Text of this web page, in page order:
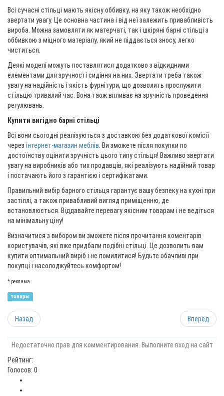
Всі сучасні стільці мають якісну оббивку, на яку також необхідно
звертати увагу. Це основна частина і від неї залежить привабливість
вироба. Можна замовляти як матерчаті, так і шкіряні барні стільці з
оббивкою з міцного матеріалу, який не піддається зносу, легко
чиститься.
Деякі моделі можуть поставлятися додатково з відкидними
елементами для зручності сидіння на них. Звертати треба також
увагу на надійність і якість фурнітури, що дозволить прослужити
стільцю тривалий час. Вона таож впливає на зручність проведення
регулювань.
Купити вигідно барні стільці
Всі вони сьогодні реалізуються з доставкою без додаткової комісії
через інтернет-магазин меблів . Ви зможете після покупки по
достоїнству оцінити зручність цього типу стільця! Важливо звертати
увагу на виробників або тих продавців, які реалізують надійний товар
і постачають його з гарантією і сертифікатами.
Правильний вибір барного стільця гарантує вашу безпеку на кухні при
застіллі, а також привабливий вигляд приміщенню, де
встановлюється. Віддавайте перевагу якісним товарам і не ведіться
на мінімальну ціну!
Визначитися з вибором ви зможете після прочитання коментарів
користувачів, які вже придбали подібні стільці. Це дозволить вам
купити оптимальний виріб і не помилитися! Будьте обачливі при
покупці і насолоджуйтесь комфортом!
* реклама
товары
Назад Вперёд
Недостаточно прав для комментирования. Выполните вход на сайт
Рейтинг:
Голосов: 0